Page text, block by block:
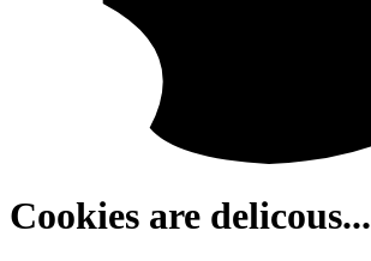
Cookies are delicous...